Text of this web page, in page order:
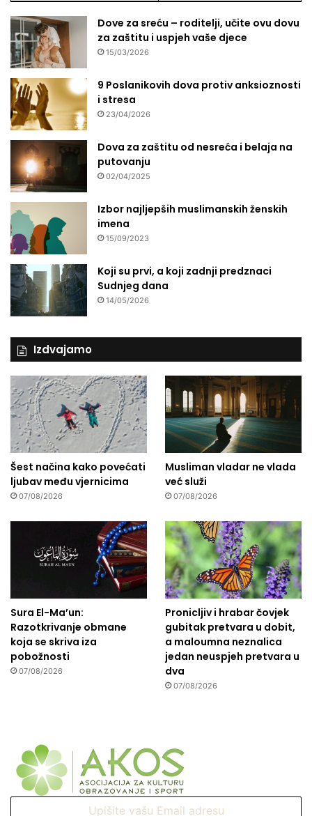
Dove za sreću – roditelji, učite ovu dovu
za zaštitu i uspjeh vaše djece
15/03/2026
9 Poslanikovih dova protiv anksioznosti
i stresa
23/04/2026
Dova za zaštitu od nesreća i belaja na
putovanju
02/04/2025
Izbor najljepših muslimanskih ženskih
imena
15/09/2023
Koji su prvi, a koji zadnji predznaci
Sudnjeg dana
14/05/2026
Izdvajamo
Šest načina kako povećati
ljubav među vjernicima
07/08/2026
Musliman vladar ne vlada
već služi
07/08/2026
Sura El-Ma’un:
Razotkrivanje obmane
koja se skriva iza
pobožnosti
07/08/2026
Pronicljiv i hrabar čovjek
gubitak pretvara u dobit,
a maloumna neznalica
jedan neuspjeh pretvara u
dva
07/08/2026